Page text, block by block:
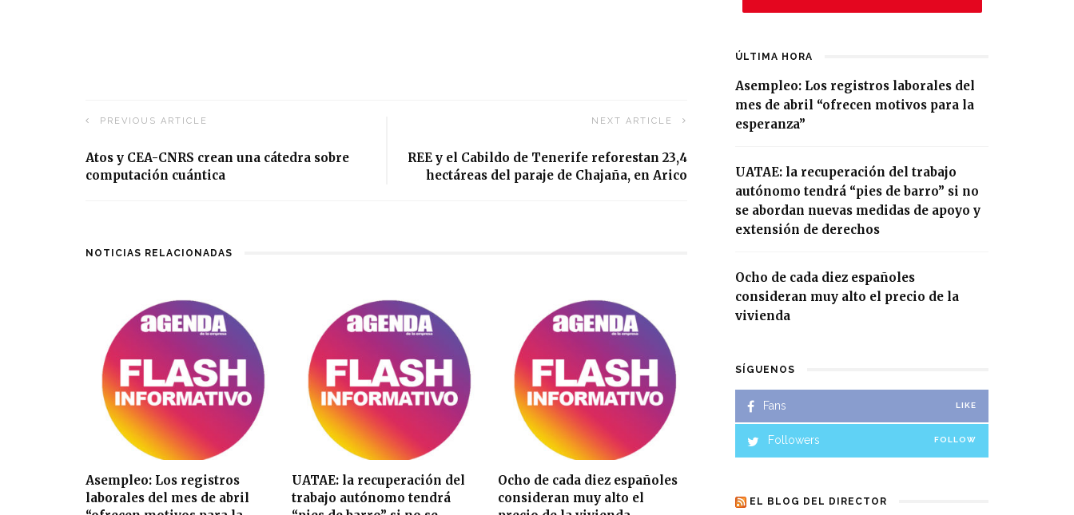
PREVIOUS ARTICLE
Atos y CEA-CNRS crean una cátedra sobre
computación cuántica
NEXT ARTICLE
REE y el Cabildo de Tenerife reforestan 23,4
hectáreas del paraje de Chajaña, en Arico
NOTICIAS RELACIONADAS
Asempleo: Los registros
laborales del mes de abril
UATAE: la recuperación del
trabajo autónomo tendrá
Ocho de cada diez españoles
consideran muy alto el
ÚLTIMA HORA
Asempleo: Los registros laborales del
mes de abril “ofrecen motivos para la
esperanza”
UATAE: la recuperación del trabajo
autónomo tendrá “pies de barro” si no
se abordan nuevas medidas de apoyo y
extensión de derechos
Ocho de cada diez españoles
consideran muy alto el precio de la
vivienda
SÍGUENOS
Fans LIKE
Followers FOLLOW
EL BLOG DEL DIRECTOR